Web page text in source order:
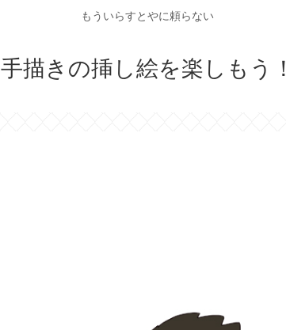
もういらすとやに頼らない
手描きの挿し絵を楽しもう！